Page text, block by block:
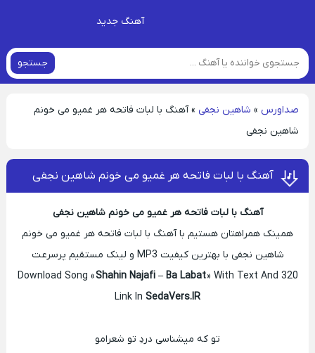
آهنگ جدید
جستجو
صداورس » شاهین نجفی »آهنگ با لبات فاتحه هر غمیو می خونم
شاهین نجفی
آهنگ با لبات فاتحه هر غمیو می خونم شاهین نجفی
آهنگ با لبات فاتحه هر غمیو می خونم شاهین نجفی
همینک همراهتان هستیم با آهنگ با لبات فاتحه هر غمیو می خونم
شاهین نجفی با بهترین کیفیت MP3 و لینک مستقیم پرسرعت
Download Song «Shahin Najafi – Ba Labat» With Text And 320
Link In SedaVers.IR
تو که میشناسی دردِ تو شعرامو